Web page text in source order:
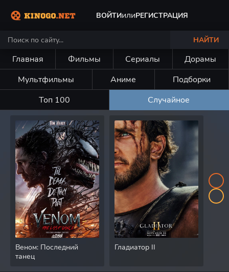
ВОЙТИилиРЕГИСТРАЦИЯ
НАЙТИ
Главная Фильмы Сериалы
Дорамы
Мультфильмы
Аниме
Подборки
Топ 100
Случайное
Веном: Последний
танец
Гладиатор II